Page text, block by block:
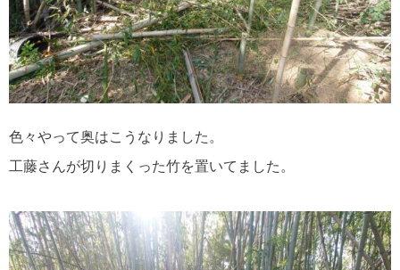
色々やって奥はこうなりました。
工藤さんが切りまくった竹を置いてました。